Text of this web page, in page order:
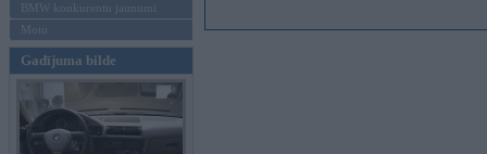
BMW konkurentu jaunumi
Moto
Gadījuma bilde